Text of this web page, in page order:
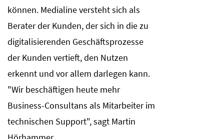
können. Medialine versteht sich als
Berater der Kunden, der sich in die zu
digitalisierenden Geschäftsprozesse
der Kunden vertieft, den Nutzen
erkennt und vor allem darlegen kann.
"Wir beschäftigen heute mehr
Business-Consultans als Mitarbeiter im
technischen Support", sagt Martin